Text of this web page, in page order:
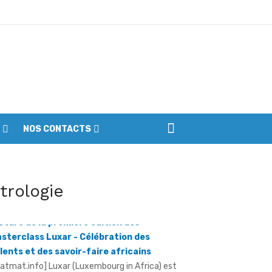
du parc
NOS CONTACTS
de la première édition des
Luxar - Célébration des
Luxar (Luxembourg in Africa) est
plateforme consacrée à la promotion du
africain, à la valorisation des métiers ...